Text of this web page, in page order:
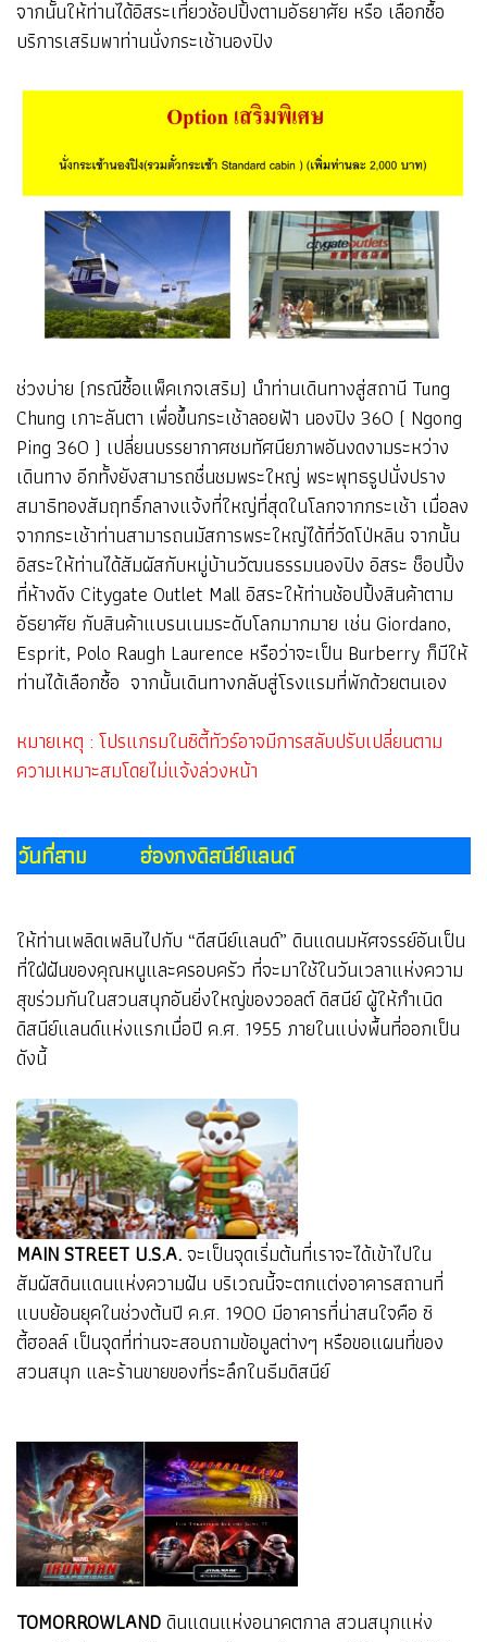
จากนั้นให้ท่านได้อิสระเที่ยวช้อปปิ้งตามอัธยาศัย หรือ เลือกซื้อ
บริการเสริมพาท่านนั่งกระเช้านองปิง
ช่วงบ่าย (กรณีซื้อแพ็คเกจเสริม) นำท่านเดินทางสู่สถานี Tung
Chung เกาะลันตา เพื่อขึ้นกระเช้าลอยฟ้า นองปิง 360 ( Ngong
Ping 360 ) เปลี่ยนบรรยากาศชมทัศนียภาพอันงดงามระหว่าง
เดินทาง อีกทั้งยังสามารถชื่นชมพระใหญ่ พระพุทธรูปนั่งปราง
สมาธิทองสัมฤทธิ์กลางแจ้งที่ใหญ่ที่สุดในโลกจากกระเช้า เมื่อลง
จากกระเช้าท่านสามารถนมัสการพระใหญ่ได้ที่วัดโป่หลิน จากนั้น
อิสระให้ท่านได้สัมผัสกับหมู่บ้านวัฒนธรรมนองปิง อิสระ ช็อปปิ้ง
ที่ห้างดัง Citygate Outlet Mall อิสระให้ท่านช้อปปิ้งสินค้าตาม
อัธยาศัย กับสินค้าแบรนเนมระดับโลกมากมาย เช่น Giordano,
Esprit, Polo Raugh Laurence หรือว่าจะเป็น Burberry ก็มีให้
ท่านได้เลือกซื้อ จากนั้นเดินทางกลับสู่โรงแรมที่พักด้วยตนเอง
หมายเหตุ : โปรแกรมในซิตี้ทัวร์อาจมีการสลับปรับเปลี่ยนตาม
ความเหมาะสมโดยไม่แจ้งล่วงหน้า
วันที่สาม ฮ่องกงดิสนีย์แลนด์
ให้ท่านเพลิดเพลินไปกับ “ดีสนีย์แลนด์” ดินแดนมหัศจรรย์อันเป็น
ที่ใฝ่ฝันของคุณหนูและครอบครัว ที่จะมาใช้ในวันเวลาแห่งความ
สุขร่วมกันในสวนสนุกอันยิ่งใหญ่ของวอลต์ ดิสนีย์ ผู้ให้กำเนิด
ดิสนีย์แลนด์แห่งแรกเมื่อปี ค.ศ. 1955 ภายในแบ่งพื้นที่ออกเป็น
ดังนี้
MAIN STREET U.S.A.จะเป็นจุดเริ่มต้นที่เราจะได้เข้าไปใน
สัมผัสดินแดนแห่งความฝัน บริเวณนี้จะตกแต่งอาคารสถานที่
แบบย้อนยุคในช่วงต้นปี ค.ศ. 1900 มีอาคารที่น่าสนใจคือ ซิ
ตี้ฮอลล์ เป็นจุดที่ท่านจะสอบถามข้อมูลต่างๆ หรือขอแผนที่ของ
สวนสนุก และร้านขายของที่ระลึกในธีมดิสนีย์
TOMORROWLANDดินแดนแห่งอนาคตกาล สวนสนุกแห่ง